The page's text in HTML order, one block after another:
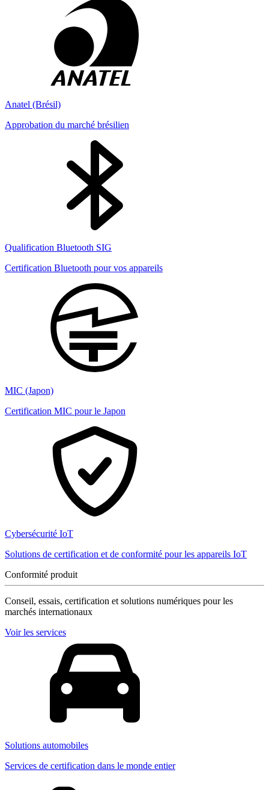
Anatel (Brésil)
Approbation du marché brésilien
Qualification Bluetooth SIG
Certification Bluetooth pour vos appareils
MIC (Japon)
Certification MIC pour le Japon
Cybersécurité IoT
Solutions de certification et de conformité pour les appareils IoT
Conformité produit
Conseil, essais, certification et solutions numériques pour les
marchés internationaux
Voir les services
Solutions automobiles
Services de certification dans le monde entier